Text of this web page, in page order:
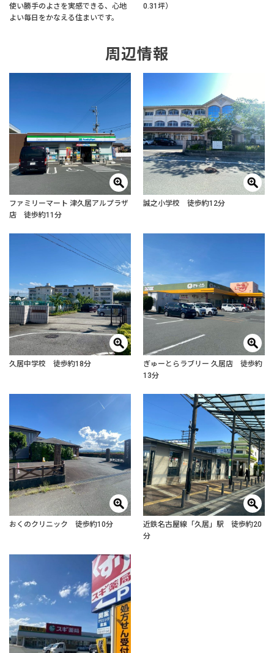
使い勝手のよさを実感できる、心地
よい毎日をかなえる住まいです。
0.31坪）
周辺情報
ファミリーマート 津久居アルプラザ
店 徒歩約11分
誠之小学校 徒歩約12分
久居中学校 徒歩約18分
ぎゅーとらラブリー 久居店 徒歩約
13分
おくのクリニック 徒歩約10分
近鉄名古屋線「久居」駅 徒歩約20
分